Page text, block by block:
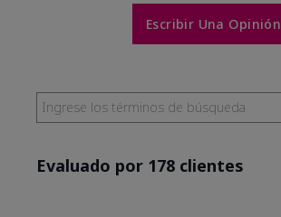
Escribir Una Opinión
Evaluado por 178 clientes